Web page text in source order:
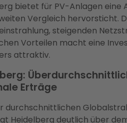
bietet für PV-Anlagen eine
Vergleich hervorsticht.
steigenden
Vorteilen macht eine
attraktiv.
Erträge
durchschnittlichen
Heidelberg deutlich über